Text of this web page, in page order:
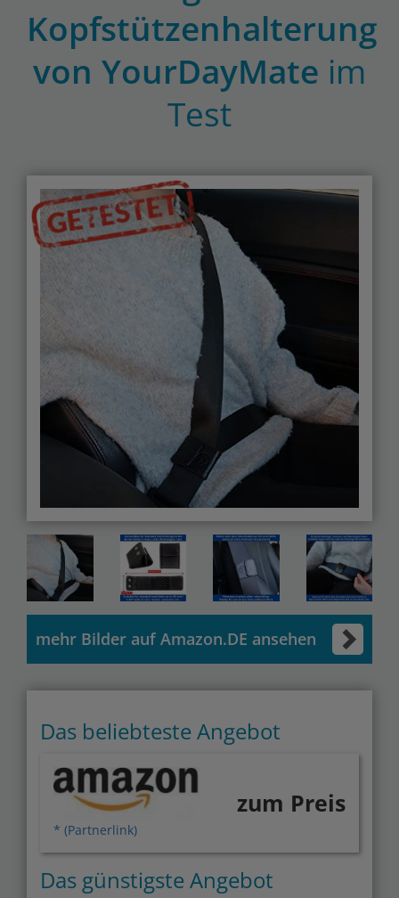
Kopfstützenhalterung
von YourDayMate im
Test
mehr Bilder auf Amazon.DE ansehen
Das beliebteste Angebot
* (Partnerlink)
zum Preis
Das günstigste Angebot